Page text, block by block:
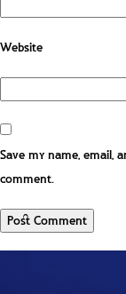
Website
Save my name, email,
comment.